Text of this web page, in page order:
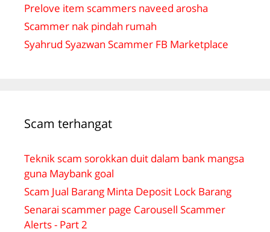
Prelove item scammers naveed arosha
Scammer nak pindah rumah
Syahrud Syazwan Scammer FB Marketplace
Scam terhangat
Teknik scam sorokkan duit dalam bank mangsa
guna Maybank goal
Scam Jual Barang Minta Deposit Lock Barang
Senarai scammer page Carousell Scammer
Alerts - Part 2